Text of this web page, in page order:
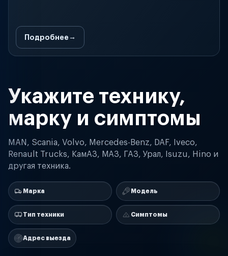
Подробнее
Укажите технику,
марку и симптомы
MAN, Scania, Volvo, Mercedes-Benz, DAF, Iveco,
Renault Trucks, КамАЗ, МАЗ, ГАЗ, Урал, Isuzu, Hino и
другая техника.
Марка Модель
Тип техники Симптомы
Адрес выезда